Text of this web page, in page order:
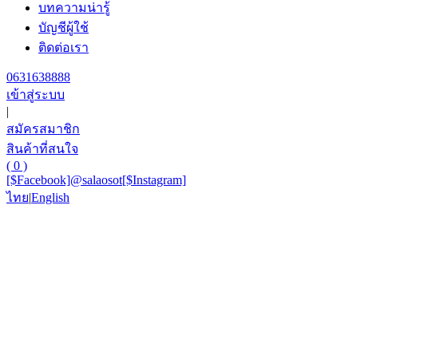
บทความน่ารู้
บัญชีผู้ใช้
ติดต่อเรา
0631638888
เข้าสู่ระบบ
|
สมัครสมาชิก
สินค้าที่สนใจ
( 0 )
[$Facebook]@salaosot[$Instagram]
ไทย|English